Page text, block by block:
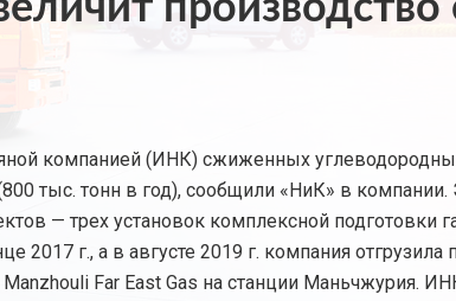
компанией (ИНК) сжиженных
тыс. тонн в год), сообщили «НиК» в
— трех установок комплексной
2017 г., а в августе 2019 г. компания
Far East Gas на станции Маньчжурия.